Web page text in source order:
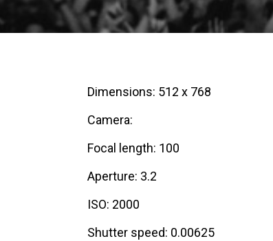
Dimensions: 512 x 768
Camera:
Focal length: 100
Aperture: 3.2
ISO: 2000
Shutter speed: 0.00625